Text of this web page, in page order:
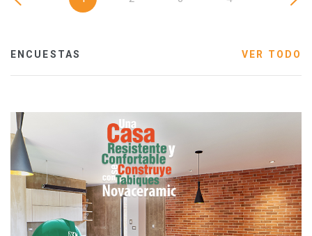
ENCUESTAS VER TODO